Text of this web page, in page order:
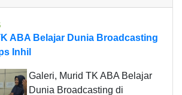
ABA Belajar Dunia Broadcasting
Inhil
Galeri, Murid TK ABA Belajar
Dunia Broadcasting di